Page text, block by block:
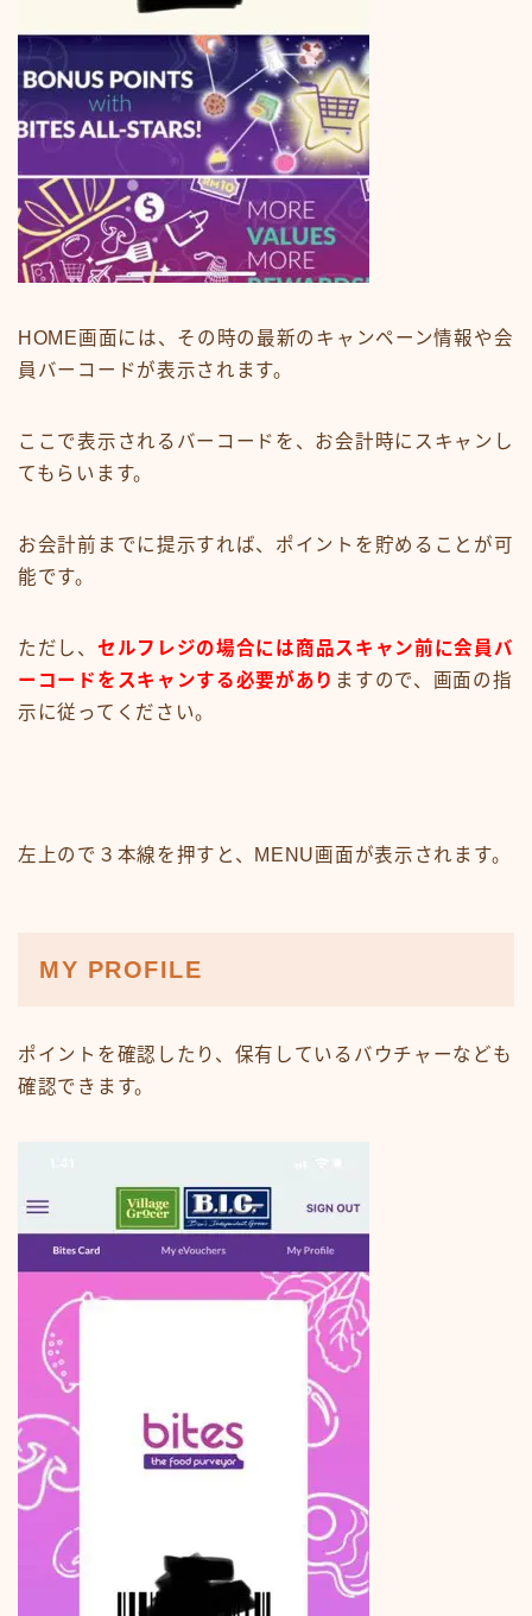
HOME画面には、その時の最新のキャンペーン情報や会
員バーコードが表示されます。
ここで表示されるバーコードを、お会計時にスキャンし
てもらいます。
お会計前までに提示すれば、ポイントを貯めることが可
能です。
ただし、 セルフレジの場合には商品スキャン前に会員バ
ーコードをスキャンする必要があり ますので、画面の指
示に従ってください。
左上ので３本線を押すと、MENU画面が表示されます。
MY PROFILE
ポイントを確認したり、保有しているバウチャーなども
確認できます。